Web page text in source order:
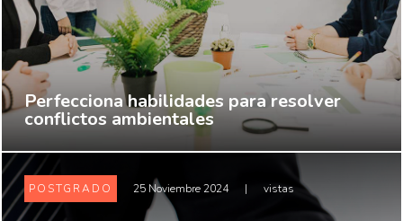
Perfecciona habilidades para resolver
conflictos ambientales
POSTGRADO 25 Noviembre 2024 | vistas